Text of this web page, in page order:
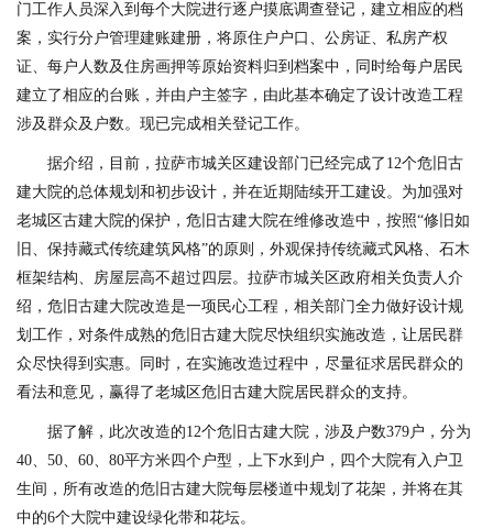
门工作人员深入到每个大院进行逐户摸底调查登记，建立相应的档
案，实行分户管理建账建册，将原住户户口、公房证、私房产权
证、每户人数及住房画押等原始资料归到档案中，同时给每户居民
建立了相应的台账，并由户主签字，由此基本确定了设计改造工程
涉及群众及户数。现已完成相关登记工作。
据介绍，目前，拉萨市城关区建设部门已经完成了12个危旧古
建大院的总体规划和初步设计，并在近期陆续开工建设。为加强对
老城区古建大院的保护，危旧古建大院在维修改造中，按照“修旧如
旧、保持藏式传统建筑风格”的原则，外观保持传统藏式风格、石木
框架结构、房屋层高不超过四层。拉萨市城关区政府相关负责人介
绍，危旧古建大院改造是一项民心工程，相关部门全力做好设计规
划工作，对条件成熟的危旧古建大院尽快组织实施改造，让居民群
众尽快得到实惠。同时，在实施改造过程中，尽量征求居民群众的
看法和意见，赢得了老城区危旧古建大院居民群众的支持。
据了解，此次改造的12个危旧古建大院，涉及户数379户，分为
40、50、60、80平方米四个户型，上下水到户，四个大院有入户卫
生间，所有改造的危旧古建大院每层楼道中规划了花架，并将在其
中的6个大院中建设绿化带和花坛。